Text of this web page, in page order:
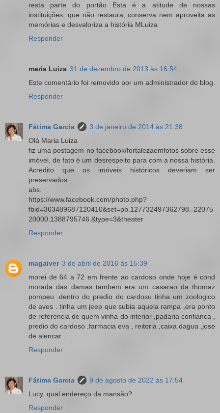
resta parte do portão Esta é a atitude de nossas
instituições, que não restaura, conserva nem aproveita as
memórias e desvaloriza a história MLuiza
Responder
maria Luiza 31 de dezembro de 2013 às 16:54
Este comentário foi removido por um administrador do blog.
Responder
Fátima Garcia
3 de janeiro de 2014 às 21:38
Olá Maria Luiza
fiz uma postagem no facebook/fortalezaemfotos sobre esse
imóvel, de fato é um desrespeito para com a nossa história.
Acredito que os imóveis históricos deveriam ser
preservados.
abs.
https://www.facebook.com/photo.php?
fbid=363489687120410&set=pb.127732497362798.-22075
20000.1388795746.&type=3&theater
Responder
magaiver 3 de abril de 2016 às 15:39
morei de 64 a 72 em frente ao cardoso onde hoje é cond
morada das damas tambem era um casarao da thomaz
pompeu .dentro do predio do cardoso tinha um zoologico
de aves . tinha um jeep que subia aquela rampa ,era ponto
de referencia de quem vinha do interior ,padaria confianca ,
predio do cardoso ,farmacia eva , reitoria ,caixa dagua ,jose
de alencar .
Responder
Fátima Garcia
9 de agosto de 2022 às 17:54
Lucy, qual endereço da mansão?
Responder